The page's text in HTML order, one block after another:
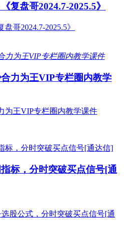
复盘哥2024.7-2025.5》
哥2024.7-2025.5》
合力为王VIP专栏圈内教学
为王VIP专栏圈内教学课件
标，分时突破买点信号[通